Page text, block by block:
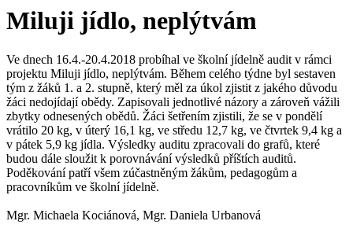
Miluji jídlo, neplýtvám
Ve dnech 16.4.-20.4.2018 probíhal ve školní jídelně audit v rámci
projektu Miluji jídlo, neplýtvám. Během celého týdne byl sestaven
tým z žáků 1. a 2. stupně, který měl za úkol zjistit z jakého důvodu
žáci nedojídají obědy. Zapisovali jednotlivé názory a zároveň vážili
zbytky odnesených obědů. Žáci šetřením zjistili, že se v pondělí
vrátilo 20 kg, v úterý 16,1 kg, ve středu 12,7 kg, ve čtvrtek 9,4 kg a
v pátek 5,9 kg jídla. Výsledky auditu zpracovali do grafů, které
budou dále sloužit k porovnávání výsledků příštích auditů.
Poděkování patří všem zúčastněným žákům, pedagogům a
pracovníkům ve školní jídelně.
Mgr. Michaela Kociánová, Mgr. Daniela Urbanová